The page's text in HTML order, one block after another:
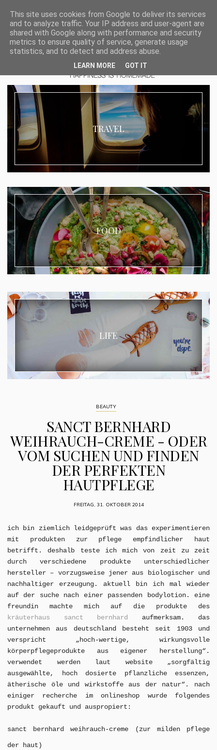
TRAVEL
FOOD
LIFE
BEAUTY
SANCT BERNHARD
WEIHRAUCH-CREME - ODER
VOM SUCHEN UND FINDEN
DER PERFEKTEN
HAUTPFLEGE
FREITAG, 31. OKTOBER 2014
ich bin ziemlich leidgeprüft was das experimentieren
mit produkten zur pflege empfindlicher haut
betrifft. deshalb teste ich mich von zeit zu zeit
durch verschiedene produkte unterschiedlicher
hersteller – vorzugsweise jener aus biologischer und
nachhaltiger erzeugung. aktuell bin ich mal wieder
auf der suche nach einer passenden bodylotion. eine
freundin machte mich auf die produkte des
kräuterhaus sanct bernhard
aufmerksam. das
unternehmen aus deutschland besteht seit 1903 und
verspricht „hoch-wertige, wirkungsvolle
körperpflegeprodukte aus eigener herstellung“.
verwendet
werden laut website „sorgfältig
ausgewählte, hoch dosierte pflanzliche essenzen,
ätherische öle und wirkstoffe aus der natur“. nach
einiger recherche im onlineshop wurde folgendes
produkt gekauft und auspropiert:
sanct bernhard weihrauch-creme (zur milden pflege
der haut)
This site uses cookies from Google to deliver its services
and to analyze traffic. Your IP address and user-agent are
shared with Google along with performance and security
metrics to ensure quality of service, generate usage
statistics, and to detect and address abuse.
LEARN MORE GOT IT